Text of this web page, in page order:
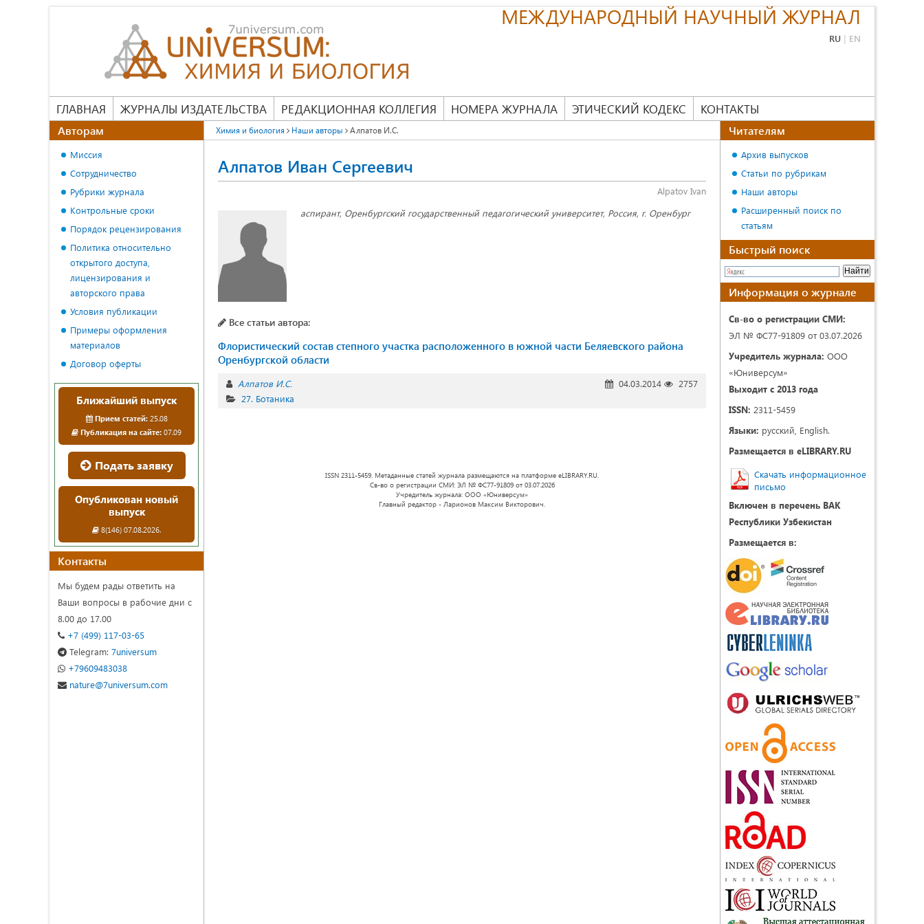
МЕЖДУНАРОДНЫЙ НАУЧНЫЙ ЖУРНАЛ
RU | EN
ГЛАВНАЯ ЖУРНАЛЫ ИЗДАТЕЛЬСТВА РЕДАКЦИОННАЯ КОЛЛЕГИЯ НОМЕРА ЖУРНАЛА ЭТИЧЕСКИЙ КОДЕКС КОНТАКТЫ
Химия и биология Наши авторы Алпатов И.С.
Алпатов Иван Сергеевич
Alpatov Ivan
аспирант, Оренбургский государственный педагогический университет, Россия, г. Оренбург
Все статьи автора:
Флористический состав степного участка расположенного в южной части Беляевского района
Оренбургской области
Алпатов И.С. 04.03.2014
2757
27. Ботаника
ISSN 2311-5459. Метаданные статей журнала размещаются на платформе eLIBRARY.RU.
Св-во о регистрации СМИ: ЭЛ № ФС77-91809 от 03.07.2026
Учредитель журнала: ООО «Юниверсум»
Главный редактор - Ларионов Максим Викторович.
Авторам
Миссия
Сотрудничество
Рубрики журнала
Контрольные сроки
Порядок рецензирования
Политика относительно
открытого доступа,
лицензирования и
авторского права
Условия публикации
Примеры оформления
материалов
Договор оферты
Ближайший выпуск
Прием статей:25.08
Публикация на сайте: 07.09
Подать заявку
Опубликован новый
выпуск
8(146) 07.08.2026.
Контакты
Мы будем рады ответить на
Ваши вопросы в рабочие дни с
8.00 до 17.00
+7 (499) 117-03-65
Telegram: 7universum
+79609483038
nature@7universum.com
Читателям
Архив выпусков
Статьи по рубрикам
Наши авторы
Расширенный поиск по
статьям
Быстрый поиск
Информация о журнале
Св-во о регистрации СМИ:
ЭЛ № ФС77-91809 от 03.07.2026
Учредитель журнала: ООО
«Юниверсум»
Выходит с 2013 года
ISSN: 2311-5459
Языки: русский, English.
Размещается в eLIBRARY.RU
Скачать информационное
письмо
Включен в перечень ВАК
Республики Узбекистан
Размещается в: